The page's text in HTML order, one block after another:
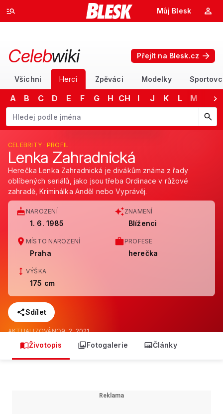
Můj Blesk
Celebwiki Přejít na Blesk.cz
Všichni Herci Zpěváci Modelky
A B C D E F G H CH I J K L M
Začněte psát jméno. Šipkami dolů a nahoru procházejte návrhy,
CELEBRITY · PROFIL
Lenka Zahradnická
Herečka Lenka Zahradnická je divákům známa z řady
oblíbených seriálů, jako jsou třeba Ordinace v růžové
zahradě, Kriminálka Anděl nebo Vyprávěj.
NAROZENÍ
1. 6. 1985
ZNAMENÍ
Blíženci
MÍSTO NAROZENÍ
Praha
PROFESE
herečka
VÝŠKA
175 cm
Sdílet
AKTUALIZOVÁNO9. 2. 2021
Životopis Fotogalerie Články